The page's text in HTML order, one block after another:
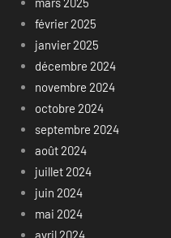
février 2025
janvier 2025
décembre 2024
novembre 2024
octobre 2024
septembre 2024
août 2024
juillet 2024
juin 2024
mai 2024
avril 2024